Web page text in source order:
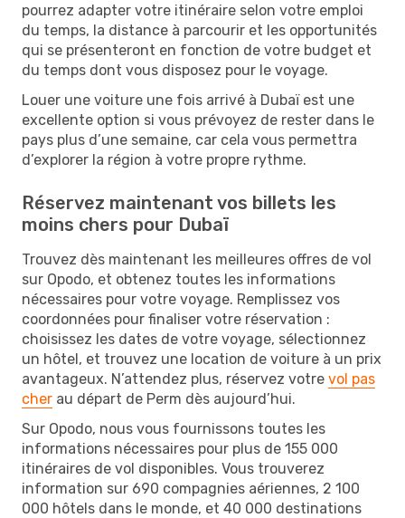
pourrez adapter votre itinéraire selon votre emploi
du temps, la distance à parcourir et les opportunités
qui se présenteront en fonction de votre budget et
du temps dont vous disposez pour le voyage.
Louer une voiture une fois arrivé à Dubaï est une
excellente option si vous prévoyez de rester dans le
pays plus d’une semaine, car cela vous permettra
d’explorer la région à votre propre rythme.
Réservez maintenant vos billets les
moins chers pour Dubaï
Trouvez dès maintenant les meilleures offres de vol
sur Opodo, et obtenez toutes les informations
nécessaires pour votre voyage. Remplissez vos
coordonnées pour finaliser votre réservation :
choisissez les dates de votre voyage, sélectionnez
un hôtel, et trouvez une location de voiture à un prix
avantageux. N’attendez plus, réservez votre vol pas
cher au départ de Perm dès aujourd’hui.
Sur Opodo, nous vous fournissons toutes les
informations nécessaires pour plus de 155 000
itinéraires de vol disponibles. Vous trouverez
information sur 690 compagnies aériennes, 2 100
000 hôtels dans le monde, et 40 000 destinations